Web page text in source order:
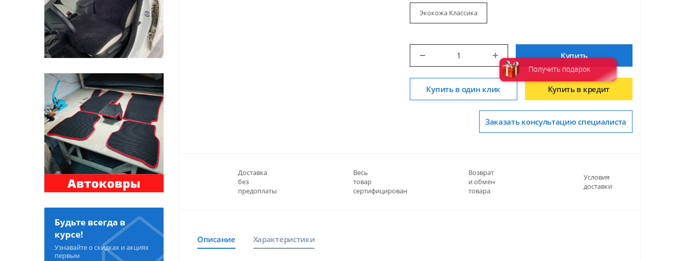
Будьте всегда в
курсе!
Узнавайте о скидках и акциях
первым
Экокожа Классика
Купить
Купить в один клик Купить в кредит
Заказать консультацию специалиста
Доставка
без
предоплаты
Весь
товар
сертифицирован
Возврат
и обмен
товара
Условия
доставки
Описание Характеристики
Получить подарок